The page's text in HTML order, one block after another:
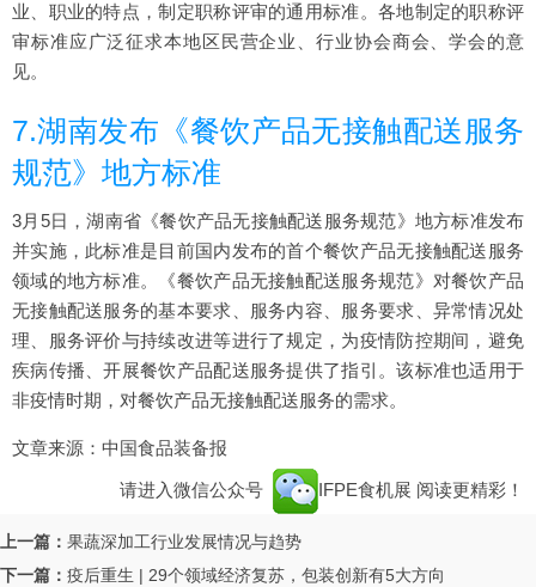
业、职业的特点，制定职称评审的通用标准。各地制定的职称评
审标准应广泛征求本地区民营企业、行业协会商会、学会的意
见。
7.湖南发布《餐饮产品无接触配送服务
规范》地方标准
3月5日，湖南省《餐饮产品无接触配送服务规范》地方标准发布
并实施，此标准是目前国内发布的首个餐饮产品无接触配送服务
领域的地方标准。《餐饮产品无接触配送服务规范》对餐饮产品
无接触配送服务的基本要求、服务内容、服务要求、异常情况处
理、服务评价与持续改进等进行了规定，为疫情防控期间，避免
疾病传播、开展餐饮产品配送服务提供了指引。该标准也适用于
非疫情时期，对餐饮产品无接触配送服务的需求。
文章来源：中国食品装备报
请进入微信公众号 IFPE食机展 阅读更精彩！
上一篇： 果蔬深加工行业发展情况与趋势
下一篇： 疫后重生 | 29个领域经济复苏，包装创新有5大方向